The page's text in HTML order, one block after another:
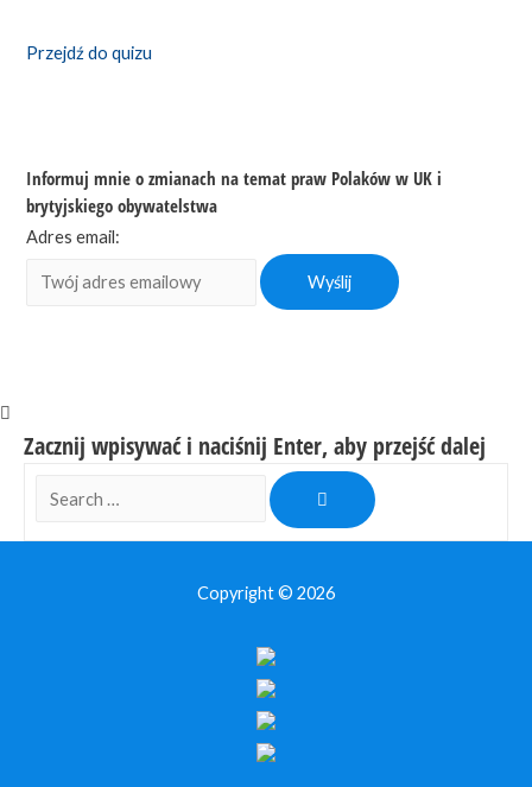
Przejdź do quizu
Informuj mnie o zmianach na temat praw Polaków w UK i
brytyjskiego obywatelstwa
Adres email:
Zacznij wpisywać i naciśnij Enter, aby przejść dalej
Copyright © 2026